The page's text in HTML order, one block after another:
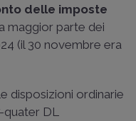
delle imposte
maggior parte dei
(il 30 novembre era
disposizioni ordinarie
quater DL